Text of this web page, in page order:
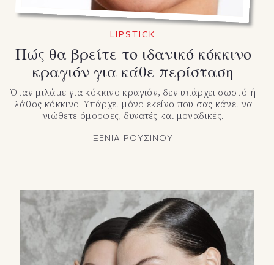
LIPSTICK
Πώς θα βρείτε το ιδανικό κόκκινο
κραγιόν για κάθε περίσταση
Όταν μιλάμε για κόκκινο κραγιόν, δεν υπάρχει σωστό ή
λάθος κόκκινο. Υπάρχει μόνο εκείνο που σας κάνει να
νιώθετε όμορφες, δυνατές και μοναδικές.
ΞΕΝΙΑ ΡΟΥΣΙΝΟΥ